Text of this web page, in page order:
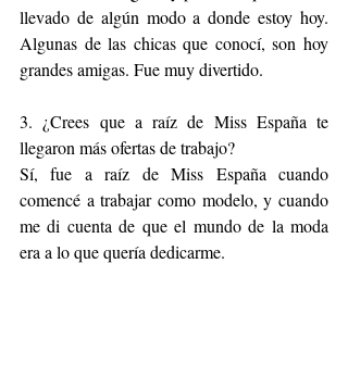
llevado de algún modo a donde estoy hoy.
Algunas de las chicas que conocí, son hoy
grandes amigas. Fue muy divertido.
3. ¿Crees que a raíz de Miss España te
llegaron más ofertas de trabajo?
Sí, fue a raíz de Miss España cuando
comencé a trabajar como modelo, y cuando
me di cuenta de que el mundo de la moda
era a lo que quería dedicarme.